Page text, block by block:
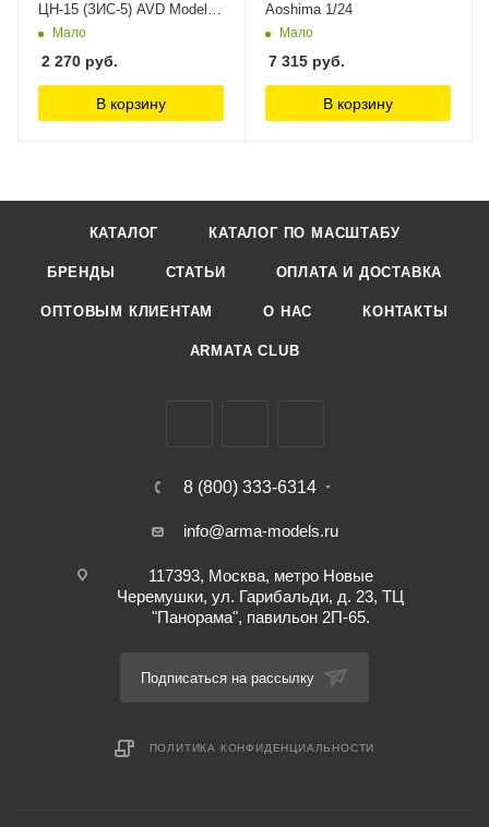
ЦН-15 (ЗИС-5) AVD Models
1/43Мало
2 270 руб.
В корзину
Aoshima 1/24
Мало
7 315 руб.
В корзину
КАТАЛОГ КАТАЛОГ ПО МАСШТАБУ
БРЕНДЫ СТАТЬИ ОПЛАТА И ДОСТАВКА
ОПТОВЫМ КЛИЕНТАМ О НАС КОНТАКТЫ
ARMATA CLUB
8 (800) 333-6314
info@arma-models.ru
117393, Москва, метро Новые
Черемушки, ул. Гарибальди, д. 23, ТЦ
"Панорама", павильон 2П-65.
Подписаться на рассылку
ПОЛИТИКА КОНФИДЕНЦИАЛЬНОСТИ